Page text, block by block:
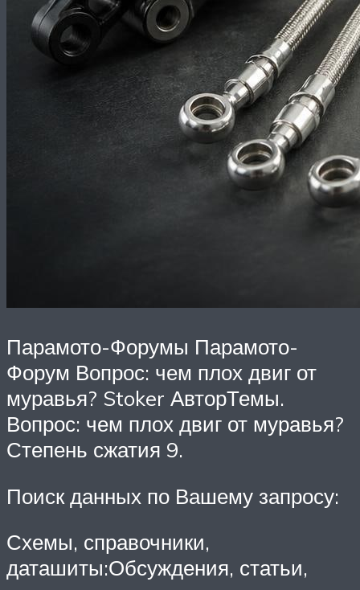
Парамото-Форумы Парамото-
Форум Вопрос: чем плох двиг от
муравья? Stoker АвторТемы.
Вопрос: чем плох двиг от муравья?
Степень сжатия 9.
Поиск данных по Вашему запросу:
Схемы, справочники,
даташиты:Обсуждения, статьи,